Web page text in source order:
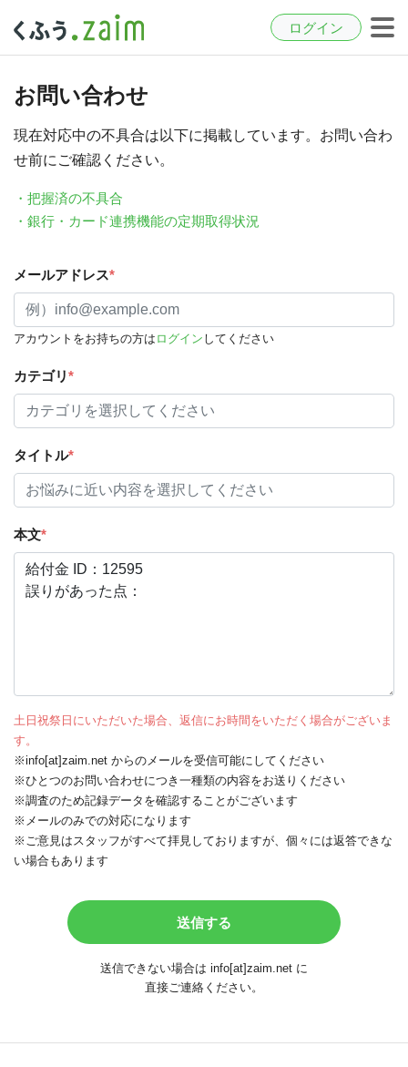
ログイン
お問い合わせ
現在対応中の不具合は以下に掲載しています。お問い合わ
せ前にご確認ください。
・把握済の不具合
・銀行・カード連携機能の定期取得状況
メールアドレス*
アカウントをお持ちの方は ログイン してください
カテゴリ*
タイトル*
本文*
土日祝祭日にいただいた場合、返信にお時間をいただく場合がございま
す。
※info[at]zaim.net からのメールを受信可能にしてください
※ひとつのお問い合わせにつき一種類の内容をお送りください
※調査のため記録データを確認することがございます
※メールのみでの対応になります
※ご意見はスタッフがすべて拝見しておりますが、個々には返答できな
い場合もあります
送信できない場合は info[at]zaim.net に
直接ご連絡ください。